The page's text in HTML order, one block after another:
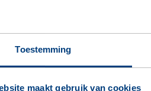
Toestemming
maakt gebruik van cookies